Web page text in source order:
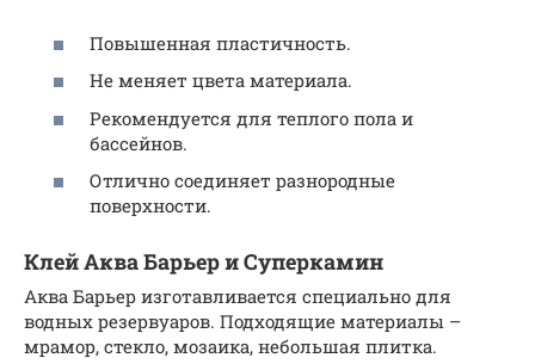
Повышенная пластичность.
Не меняет цвета материала.
Рекомендуется для теплого пола и
бассейнов.
Отлично соединяет разнородные
поверхности.
Клей Аква Барьер и Суперкамин
Аква Барьер изготавливается специально для
водных резервуаров. Подходящие материалы –
мрамор, стекло, мозаика, небольшая плитка.